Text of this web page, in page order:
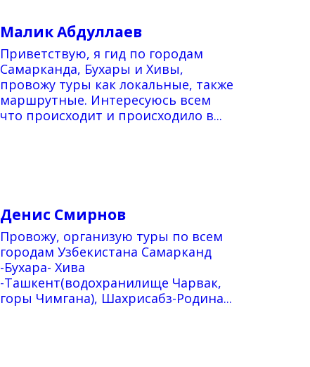
Малик Абдуллаев
Приветствую, я гид по городам
Самарканда, Бухары и Хивы,
провожу туры как локальные, также
маршрутные. Интересуюсь всем
что происходит и происходило в...
Денис Смирнов
Провожу, организую туры по всем
городам Узбекистана Самарканд
-Бухара- Хива
-Ташкент(водохранилище Чарвак,
горы Чимгана), Шахрисабз-Родина...